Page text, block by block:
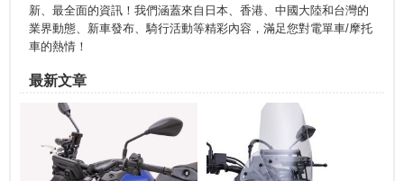
新、最全面的資訊！我們涵蓋來自日本、香港、中國大陸和台灣的
業界動態、新車發布、騎行活動等精彩內容，滿足您對電單車/摩托
車的熱情！
最新文章